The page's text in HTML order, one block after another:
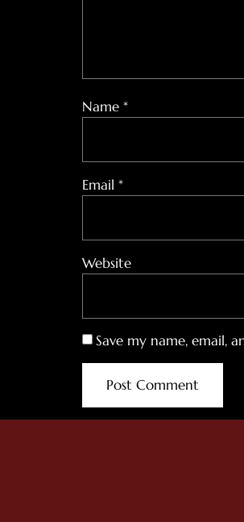
Name *
Email *
Website
Save my name, email,